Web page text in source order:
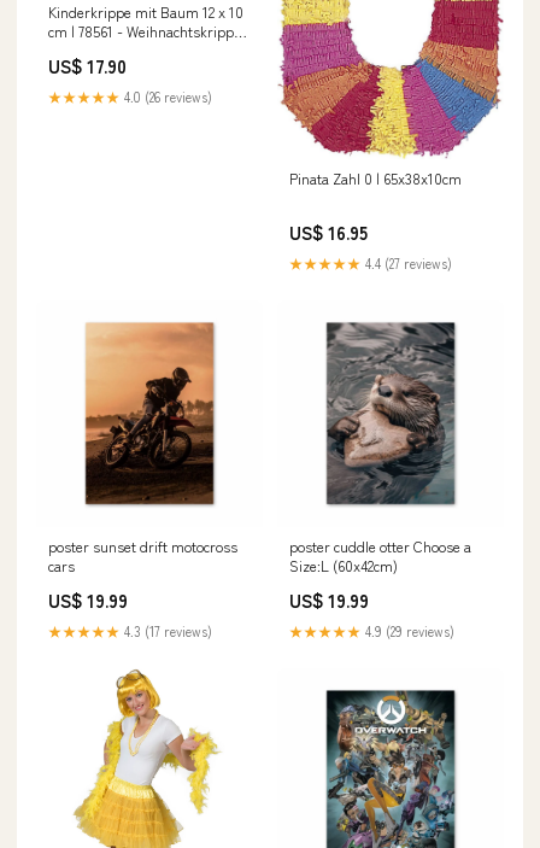
Kinderkrippe mit Baum 12 x 10
cm | 78561 - Weihnachtskrippe
US$ 17.90
★★★★★ 4.0 (26 reviews)
Pinata Zahl 0 | 65x38x10cm
US$ 16.95
★★★★★ 4.4 (27 reviews)
poster sunset drift motocross
cars
US$ 19.99
★★★★★ 4.3 (17 reviews)
poster cuddle otter Choose a
Size:L (60x42cm)
US$ 19.99
★★★★★ 4.9 (29 reviews)